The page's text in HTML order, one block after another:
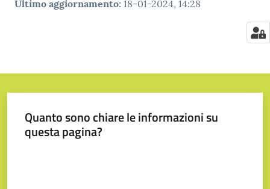
Ultimo aggiornamento: 18-01-2024, 14:28
Quanto sono chiare le informazioni su
questa pagina?